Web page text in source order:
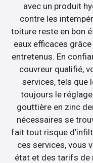
avec un produit
contre les
toiture reste en bon
eaux efficaces
entretenus. En
couvreur qualifié,
services, tels que
toujours le
gouttière en zinc
nécessaires se
fait tout risque
ces services, vous
état et des tarifs de